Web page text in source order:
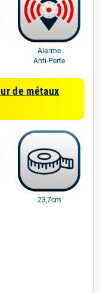
Alarme
Anti-Perte
de métaux
23,7cm